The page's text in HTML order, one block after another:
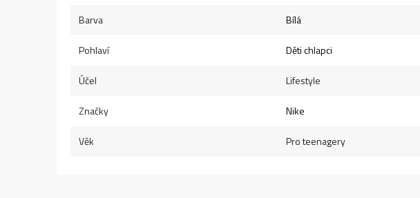
Barva Bílá
Pohlaví Děti chlapci
Účel Lifestyle
Značky Nike
Věk Pro teenagery